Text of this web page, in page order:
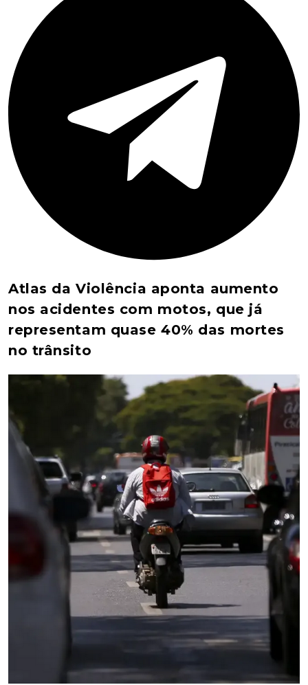
Atlas da Violência aponta aumento
nos acidentes com motos, que já
representam quase 40% das mortes
no trânsito